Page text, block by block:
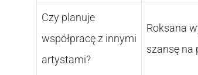
Czy planuje
współpracę z innymi
artystami?
Roksana
szansę na